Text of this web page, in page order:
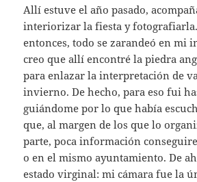
Allí estuve el año pasado,
interiorizar la fiesta y fotografiarla.
entonces, todo se zarandeó en mi
creo que allí encontré la piedra
para enlazar la interpretación de
invierno. De hecho, para eso fui
guiándome por lo que había
que, al margen de los que lo
parte, poca información
o en el mismo ayuntamiento. De
estado virginal: mi cámara fue la